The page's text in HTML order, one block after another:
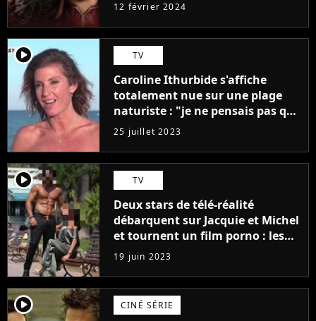
12 février 2024
player2 TV
Caroline Ithurbide s'affiche
totalement nue sur une plage
naturiste : "je ne pensais pas que
j'arriverais à le faire..."
25 juillet 2023
player2 TV
Deux stars de télé-réalité
débarquent sur Jacquie et Michel
et tournent un film porno : les
premières images du tournage
(exclu)
19 juin 2023
player2 CINÉ SÉRIE